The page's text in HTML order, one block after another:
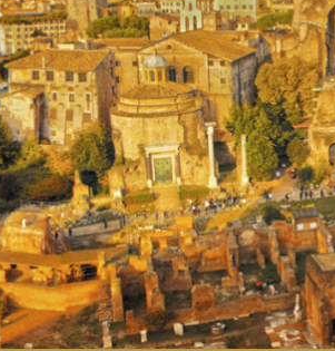
Поздняя Республика
(264-27 гг до н.э.)
Империя. Принципат
(27 г до н.э. — 284 г
н.э.)
Империя. Доминат
(284-476 гг)
Темные Века. Готы
Темные Века.
Экзархат
Средневековье
Возрождение и
Барокко
Музеи
храмы
Дворцы
Арки,
обелиски
Фонтаны